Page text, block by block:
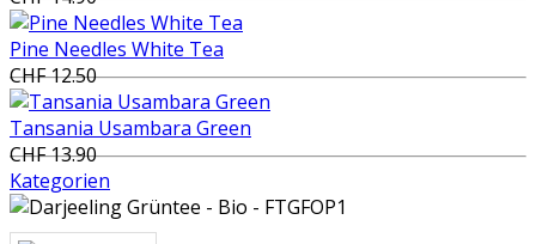
Pine Needles White Tea
CHF 12.50
Tansania Usambara Green
CHF 13.90
Kategorien